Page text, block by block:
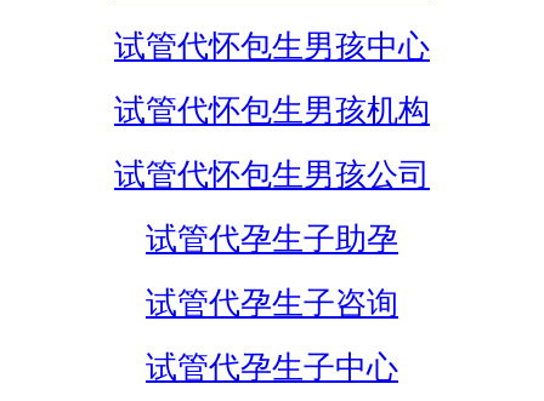
试管代怀包生男孩中心
试管代怀包生男孩机构
试管代怀包生男孩公司
试管代孕生子助孕
试管代孕生子咨询
试管代孕生子中心